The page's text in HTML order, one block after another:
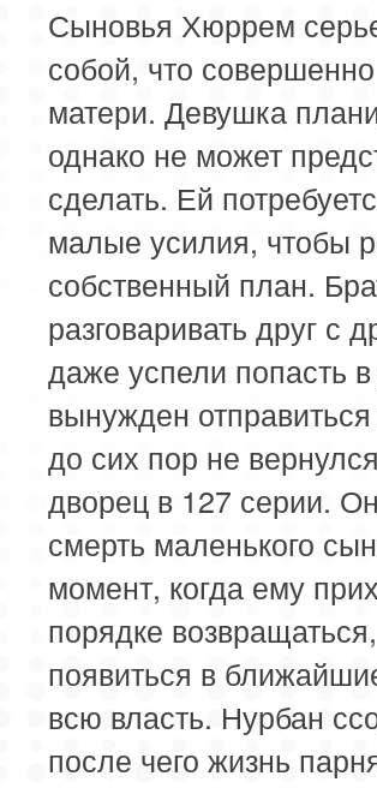
Сыновья Хюррем
собой, что
матери. Девушка
однако не может
сделать. Ей
малые усилия, чтобы
собственный план.
разговаривать друг с
даже успели попасть
вынужден
до сих пор не
дворец в 127 серии.
смерть маленького
момент, когда ему
порядке
появиться в
всю власть. Нурбан
после чего жизнь